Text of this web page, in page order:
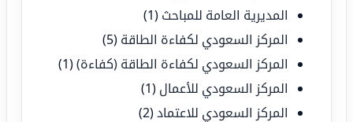
المديرية العامة للمباحث (1)
المركز السعودي لكفاءة الطاقة (5)
المركز السعودي لكفاءة الطاقة (كفاءة)(1)
المركز السعودي للأعمال (1)
المركز السعودي للاعتماد(2)